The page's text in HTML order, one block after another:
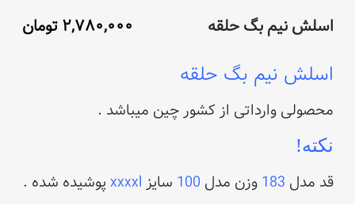
اسلش نیم بگ حلقه ۲,۷۸۰,۰۰۰ تومان
اسلش نیم بگ حلقه
محصولی وارداتی از کشور چین میباشد .
نکته!
قد مدل 183 وزن مدل 100 سایز xxxxl پوشیده شده .